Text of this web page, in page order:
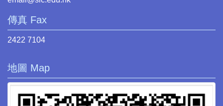
傳真 Fax
2422 7104
地圖 Map